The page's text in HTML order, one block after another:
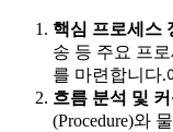
핵심 프로세스
송 등 주요 프
를 마련합니다.
흐름 분석 및
(Procedure)와